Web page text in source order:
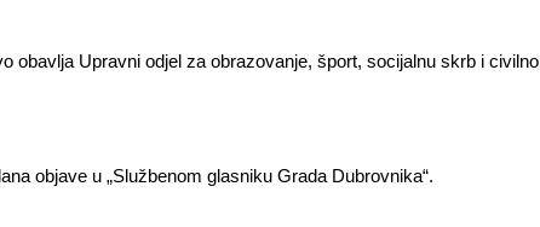
obavlja Upravni odjel za obrazovanje, šport, socijalnu skrb i
objave u „Službenom glasniku Grada Dubrovnika“.